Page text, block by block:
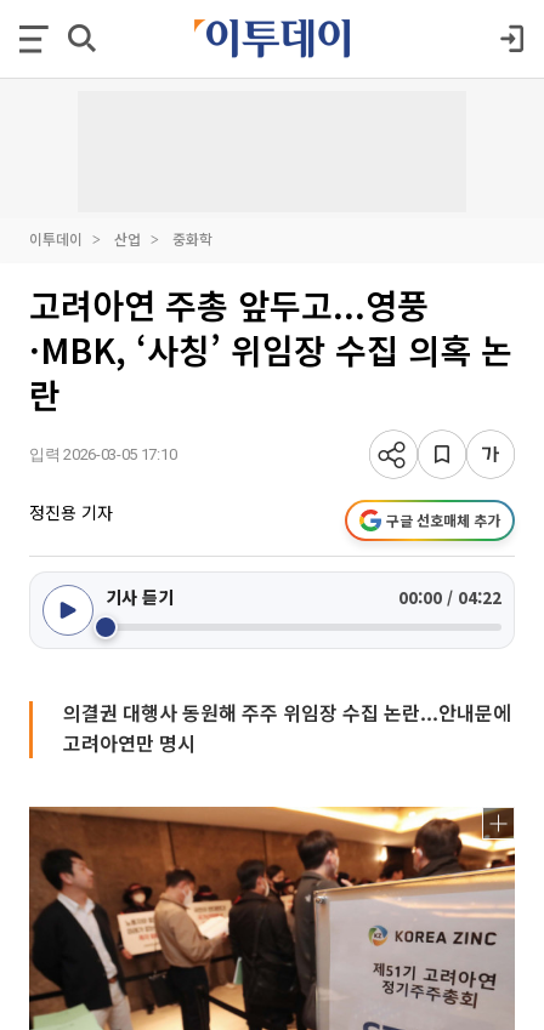
이투데이 산업 중화학
고려아연 주총 앞두고...영풍
·MBK, ‘사칭’ 위임장 수집 의혹 논
란
입력 2026-03-05 17:10
정진용 기자 구글 선호매체 추가
기사 듣기 00:00 / 04:22
의결권 대행사 동원해 주주 위임장 수집 논란...안내문에
고려아연만 명시